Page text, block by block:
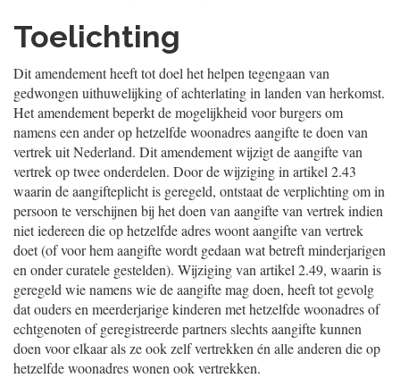
Toelichting
Dit amendement heeft tot doel het helpen tegengaan van
gedwongen uithuwelijking of achterlating in landen van herkomst.
Het amendement beperkt de mogelijkheid voor burgers om
namens een ander op hetzelfde woonadres aangifte te doen van
vertrek uit Nederland. Dit amendement wijzigt de aangifte van
vertrek op twee onderdelen. Door de wijziging in artikel 2.43
waarin de aangifteplicht is geregeld, ontstaat de verplichting om in
persoon te verschijnen bij het doen van aangifte van vertrek indien
niet iedereen die op hetzelfde adres woont aangifte van vertrek
doet (of voor hem aangifte wordt gedaan wat betreft minderjarigen
en onder curatele gestelden). Wijziging van artikel 2.49, waarin is
geregeld wie namens wie de aangifte mag doen, heeft tot gevolg
dat ouders en meerderjarige kinderen met hetzelfde woonadres of
echtgenoten of geregistreerde partners slechts aangifte kunnen
doen voor elkaar als ze ook zelf vertrekken én alle anderen die op
hetzelfde woonadres wonen ook vertrekken.